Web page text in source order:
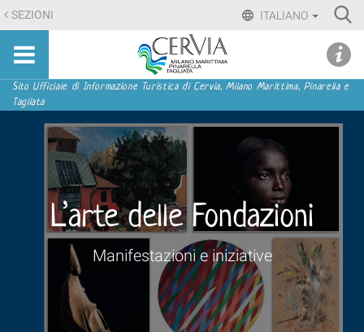
Salta
ai
contenuti.
Salta
alla
navigazione
ITALIANO
SEZIONI
Sito
turistico
ufficiale
Cervia,
Milano
Marittima,
Pinarella,
Tagliata
Sezioni
Sito Ufficiale di Informazione Turistica di Cervia, Milano Marittima, Pinarella e
Tagliata
L’arte delle Fondazioni
Manifestazioni e iniziative
menu